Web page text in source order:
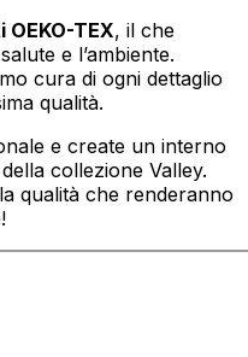
TEX, il che
e l’ambiente.
cura di ogni dettaglio
qualità.
e create un interno
collezione Valley.
qualità che renderanno